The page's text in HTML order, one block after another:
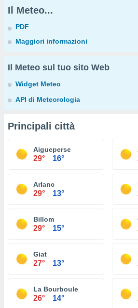
Il Meteo...
PDF
Maggiori informazioni
Il Meteo sul tuo sito Web
Widget Meteo
API di Meteorologia
Principali città
Aigueperse
29° 16°
Arlanc
29° 13°
Billom
29° 15°
Giat
27° 13°
La Bourboule
26° 14°